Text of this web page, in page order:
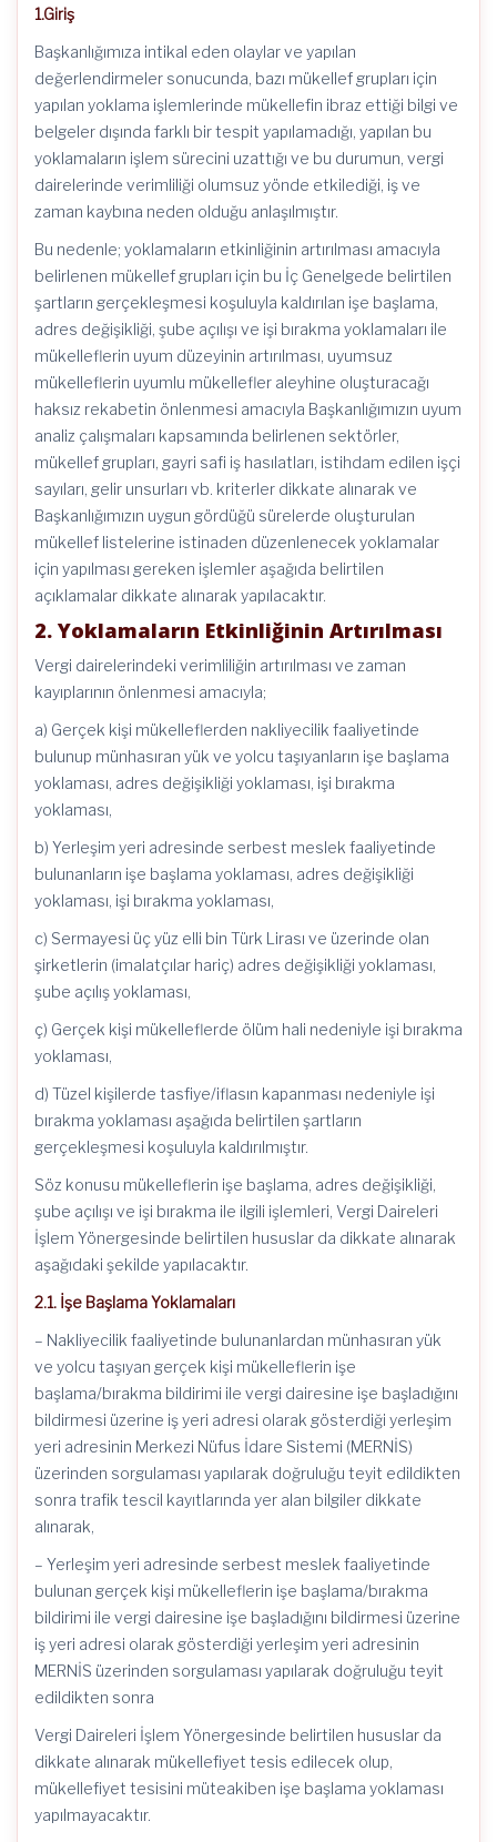
1.Giriş
Başkanlığımıza intikal eden olaylar ve yapılan
değerlendirmeler sonucunda, bazı mükellef grupları için
yapılan yoklama işlemlerinde mükellefin ibraz ettiği bilgi ve
belgeler dışında farklı bir tespit yapılamadığı, yapılan bu
yoklamaların işlem sürecini uzattığı ve bu durumun, vergi
dairelerinde verimliliği olumsuz yönde etkilediği, iş ve
zaman kaybına neden olduğu anlaşılmıştır.
Bu nedenle; yoklamaların etkinliğinin artırılması amacıyla
belirlenen mükellef grupları için bu İç Genelgede belirtilen
şartların gerçekleşmesi koşuluyla kaldırılan işe başlama,
adres değişikliği, şube açılışı ve işi bırakma yoklamaları ile
mükelleflerin uyum düzeyinin artırılması, uyumsuz
mükelleflerin uyumlu mükellefler aleyhine oluşturacağı
haksız rekabetin önlenmesi amacıyla Başkanlığımızın uyum
analiz çalışmaları kapsamında belirlenen sektörler,
mükellef grupları, gayri safi iş hasılatları, istihdam edilen işçi
sayıları, gelir unsurları vb. kriterler dikkate alınarak ve
Başkanlığımızın uygun gördüğü sürelerde oluşturulan
mükellef listelerine istinaden düzenlenecek yoklamalar
için yapılması gereken işlemler aşağıda belirtilen
açıklamalar dikkate alınarak yapılacaktır.
2. Yoklamaların Etkinliğinin Artırılması
Vergi dairelerindeki verimliliğin artırılması ve zaman
kayıplarının önlenmesi amacıyla;
a) Gerçek kişi mükelleflerden nakliyecilik faaliyetinde
bulunup münhasıran yük ve yolcu taşıyanların işe başlama
yoklaması, adres değişikliği yoklaması, işi bırakma
yoklaması,
b) Yerleşim yeri adresinde serbest meslek faaliyetinde
bulunanların işe başlama yoklaması, adres değişikliği
yoklaması, işi bırakma yoklaması,
c) Sermayesi üç yüz elli bin Türk Lirası ve üzerinde olan
şirketlerin (imalatçılar hariç) adres değişikliği yoklaması,
şube açılış yoklaması,
ç) Gerçek kişi mükelleflerde ölüm hali nedeniyle işi bırakma
yoklaması,
d) Tüzel kişilerde tasfiye/iflasın kapanması nedeniyle işi
bırakma yoklaması aşağıda belirtilen şartların
gerçekleşmesi koşuluyla kaldırılmıştır.
Söz konusu mükelleflerin işe başlama, adres değişikliği,
şube açılışı ve işi bırakma ile ilgili işlemleri, Vergi Daireleri
İşlem Yönergesinde belirtilen hususlar da dikkate alınarak
aşağıdaki şekilde yapılacaktır.
2.1. İşe Başlama Yoklamaları
– Nakliyecilik faaliyetinde bulunanlardan münhasıran yük
ve yolcu taşıyan gerçek kişi mükelleflerin işe
başlama/bırakma bildirimi ile vergi dairesine işe başladığını
bildirmesi üzerine iş yeri adresi olarak gösterdiği yerleşim
yeri adresinin Merkezi Nüfus İdare Sistemi (MERNİS)
üzerinden sorgulaması yapılarak doğruluğu teyit edildikten
sonra trafik tescil kayıtlarında yer alan bilgiler dikkate
alınarak,
– Yerleşim yeri adresinde serbest meslek faaliyetinde
bulunan gerçek kişi mükelleflerin işe başlama/bırakma
bildirimi ile vergi dairesine işe başladığını bildirmesi üzerine
iş yeri adresi olarak gösterdiği yerleşim yeri adresinin
MERNİS üzerinden sorgulaması yapılarak doğruluğu teyit
edildikten sonra
Vergi Daireleri İşlem Yönergesinde belirtilen hususlar da
dikkate alınarak mükellefiyet tesis edilecek olup,
mükellefiyet tesisini müteakiben işe başlama yoklaması
yapılmayacaktır.